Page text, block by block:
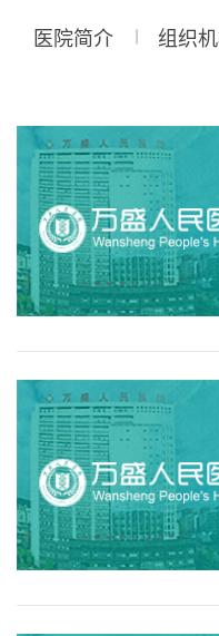
医院简介 组织